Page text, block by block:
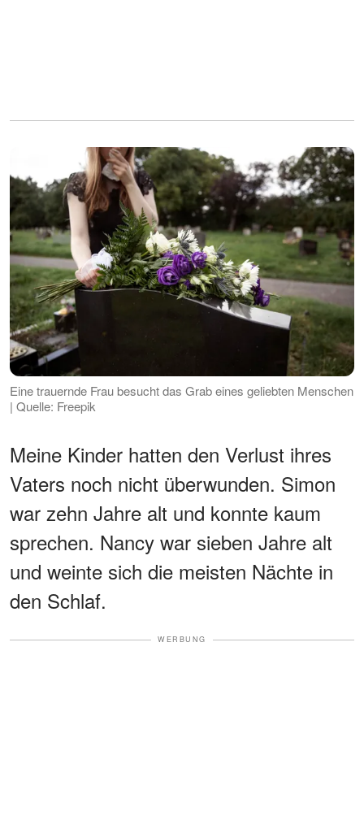
Eine trauernde Frau besucht das Grab eines geliebten Menschen
| Quelle: Freepik
Meine Kinder hatten den Verlust ihres
Vaters noch nicht überwunden. Simon
war zehn Jahre alt und konnte kaum
sprechen. Nancy war sieben Jahre alt
und weinte sich die meisten Nächte in
den Schlaf.
WERBUNG